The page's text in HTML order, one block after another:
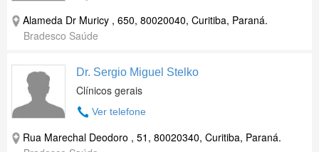
Alameda Dr Muricy , 650, 80020040, Curitiba, Paraná.
Bradesco Saúde
Dr. Sergio Miguel Stelko
Clínicos gerais
Ver telefone
Rua Marechal Deodoro , 51, 80020340, Curitiba, Paraná.